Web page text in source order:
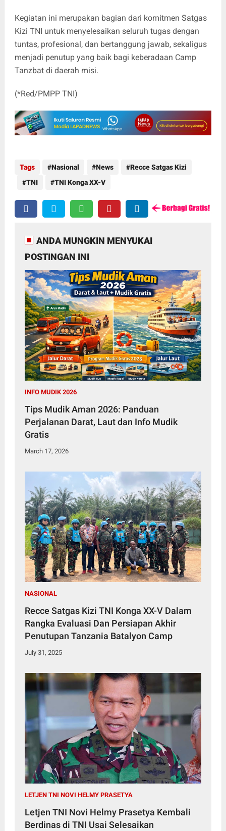
Kegiatan ini merupakan bagian dari komitmen Satgas
Kizi TNI untuk menyelesaikan seluruh tugas dengan
tuntas, profesional, dan bertanggung jawab, sekaligus
menjadi penutup yang baik bagi keberadaan Camp
Tanzbat di daerah misi.
(*Red/PMPP TNI)
Tags Nasional News
Recce Satgas Kizi
TNI
TNI Konga XX-V
ANDA MUNGKIN MENYUKAI
POSTINGAN INI
INFO MUDIK 2026
Tips Mudik Aman 2026: Panduan
Perjalanan Darat, Laut dan Info Mudik
Gratis
March 17, 2026
NASIONAL
Recce Satgas Kizi TNI Konga XX-V Dalam
Rangka Evaluasi Dan Persiapan Akhir
Penutupan Tanzania Batalyon Camp
July 31, 2025
LETJEN TNI NOVI HELMY PRASETYA
Letjen TNI Novi Helmy Prasetya Kembali
Berdinas di TNI Usai Selesaikan